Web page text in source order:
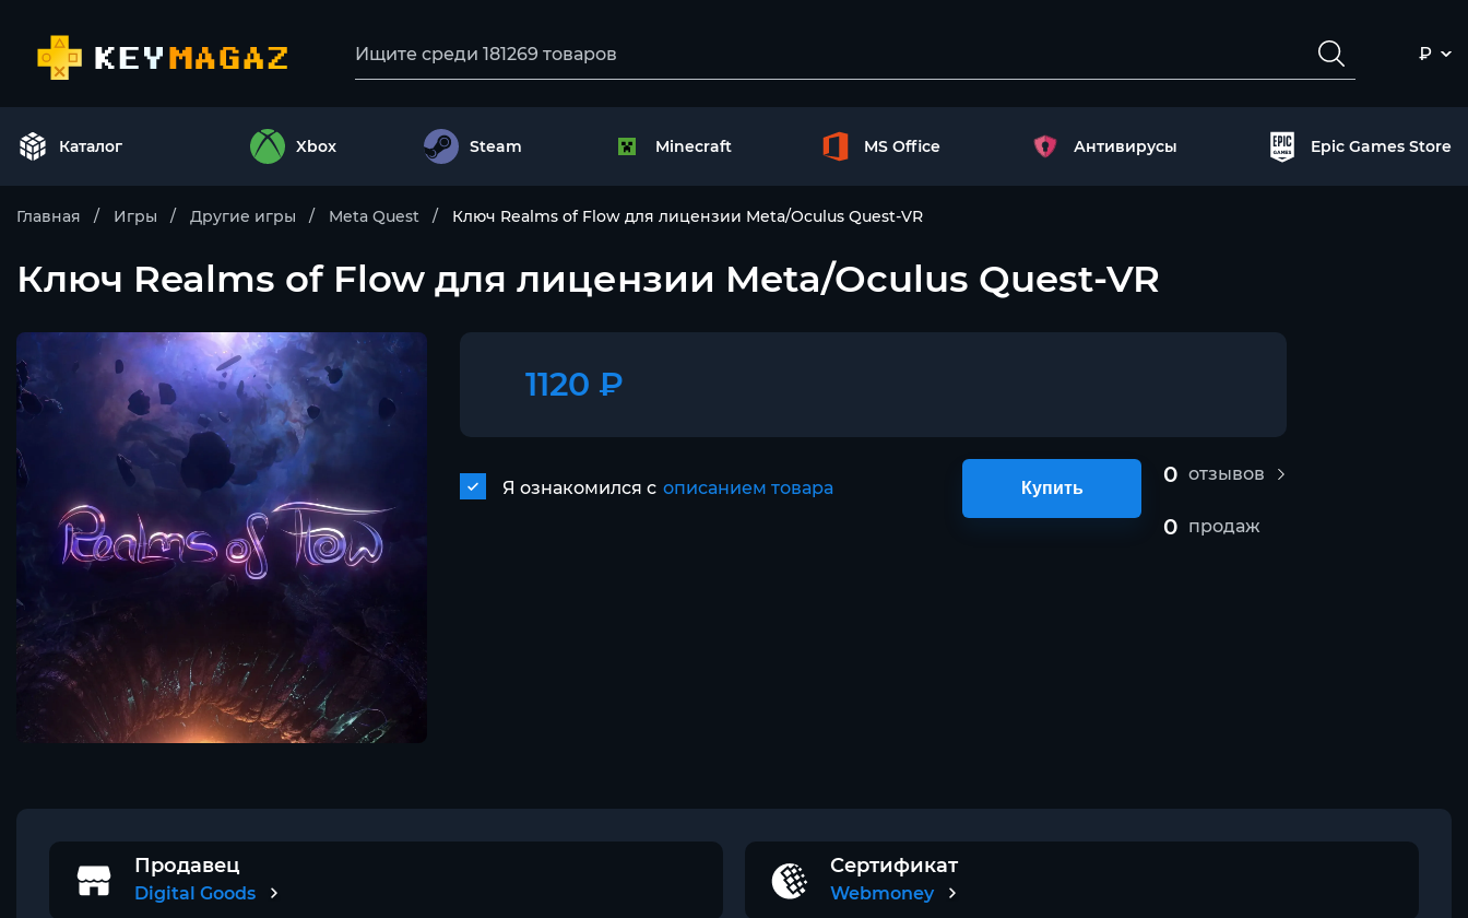
₽
Каталог Xbox Steam Minecraft MS Office Антивирусы Epic Games Store
Главная Игры Другие игры Meta Quest Ключ Realms of Flow для лицензии Meta/Oculus Quest-VR
Ключ Realms of Flow для лицензии Meta/Oculus Quest-VR
1120 ₽
Я ознакомился с описанием товара Купить
0 отзывов
0 продаж
Продавец
Digital Goods
Сертификат
Webmoney